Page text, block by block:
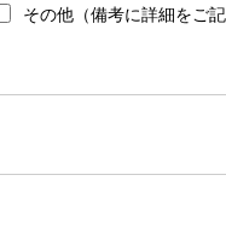
その他（備考に詳細をご記